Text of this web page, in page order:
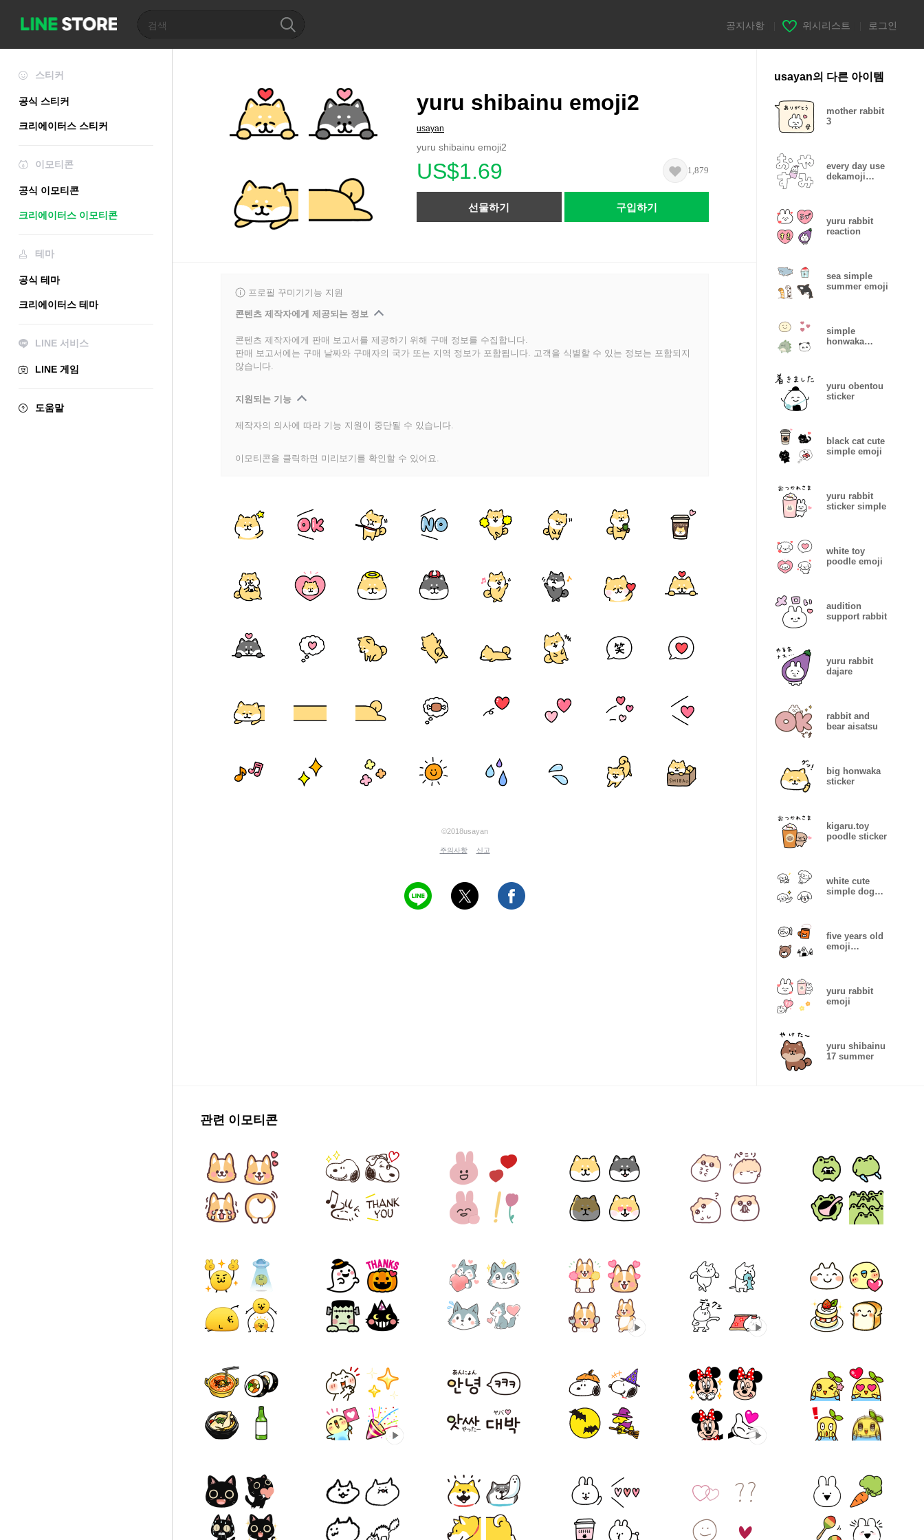
공지사항 위시리스트 로그인
스티커
공식 스티커
크리에이터스 스티커
이모티콘
공식 이모티콘
크리에이터스 이모티콘
테마
공식 테마
크리에이터스 테마
LINE 서비스
LINE 게임
도움말
yuru shibainu emoji2
usayan
yuru shibainu emoji2
US$1.69 1,879
선물하기 구입하기
프로필 꾸미기기능 지원
콘텐츠 제작자에게 제공되는 정보
콘텐츠 제작자에게 판매 보고서를 제공하기 위해 구매 정보를 수집합니다.
판매 보고서에는 구매 날짜와 구매자의 국가 또는 지역 정보가 포함됩니다. 고객을 식별할 수 있는 정보는 포함되지
않습니다.
지원되는 기능
제작자의 의사에 따라 기능 지원이 중단될 수 있습니다.
이모티콘을 클릭하면 미리보기를 확인할 수 있어요.
©2018usayan
주의사항 신고
usayan의 다른 아이템
mother rabbit
3
every day use
dekamoji
yuru rabbit
reaction
sea simple
summer emoji
simple
honwaka
yuru obentou
sticker
black cat cute
simple emoji
yuru rabbit
sticker simple
white toy
poodle emoji
audition
support rabbit
yuru rabbit
dajare
rabbit and
bear aisatsu
big honwaka
sticker
kigaru.toy
poodle sticker
white cute
simple dog
five years old
emoji
yuru rabbit
emoji
yuru shibainu
17 summer
관련 이모티콘